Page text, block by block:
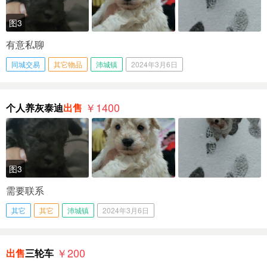
图3
有意私聊
同城交易 其它物品 沛城镇 2024年3月6日
个人养灰泰迪出售 ￥1400
图3
需要联系
其它 其它 沛城镇 2024年3月6日
出售三轮车 ￥200